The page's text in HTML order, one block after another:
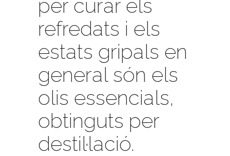
per curar els
refredats i els
estats gripals en
general són els
olis essencials,
obtinguts per
destil·lació.